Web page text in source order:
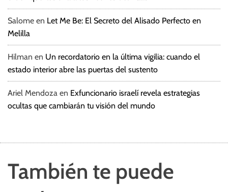
Salome en Let Me Be: El Secreto del Alisado Perfecto en
Melilla
Hilman en Un recordatorio en la última vigilia: cuando el
estado interior abre las puertas del sustento
Ariel Mendoza en Exfuncionario israelí revela estrategias
ocultas que cambiarán tu visión del mundo
También te puede